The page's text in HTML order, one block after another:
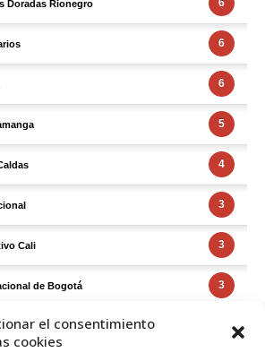
el consentimiento
cookies